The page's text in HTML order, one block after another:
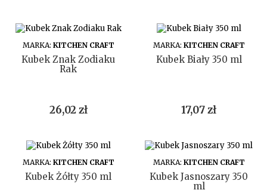
DO KOSZYKA
MARKA: KITCHEN CRAFT
Kubek Znak Zodiaku
Rak
Cena
26,02 zł
DO KOSZYKA
MARKA: KITCHEN CRAFT
Kubek Biały 350 ml
Cena
17,07 zł
DO KOSZYKA
MARKA: KITCHEN CRAFT
Kubek Żółty 350 ml
DO KOSZYKA
MARKA: KITCHEN CRAFT
Kubek Jasnoszary 350
ml